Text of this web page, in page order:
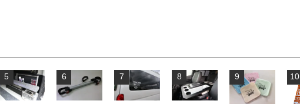
5 6 7 8 9 10